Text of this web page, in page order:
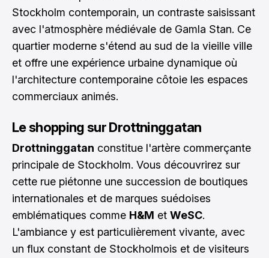
Stockholm contemporain, un contraste saisissant
avec l'atmosphère médiévale de Gamla Stan. Ce
quartier moderne s'étend au sud de la vieille ville
et offre une expérience urbaine dynamique où
l'architecture contemporaine côtoie les espaces
commerciaux animés.
Le shopping sur Drottninggatan
Drottninggatan constitue l'artère commerçante
principale de Stockholm. Vous découvrirez sur
cette rue piétonne une succession de boutiques
internationales et de marques suédoises
emblématiques comme H&M et WeSC.
L'ambiance y est particulièrement vivante, avec
un flux constant de Stockholmois et de visiteurs